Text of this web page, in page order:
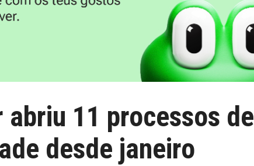
11 processos de
desde janeiro